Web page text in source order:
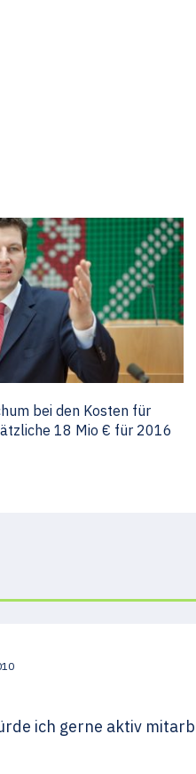
bei den Kosten für
18 Mio € für 2016
ich gerne aktiv